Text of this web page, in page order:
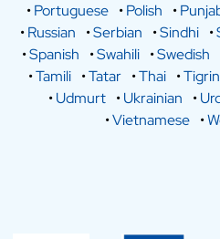
•Portuguese •Polish •
•Russian •Serbian •Sindhi •
•Spanish •Swahili •Swedish
•Tamili •Tatar •Thai •
•Udmurt •Ukrainian •
•Vietnamese •